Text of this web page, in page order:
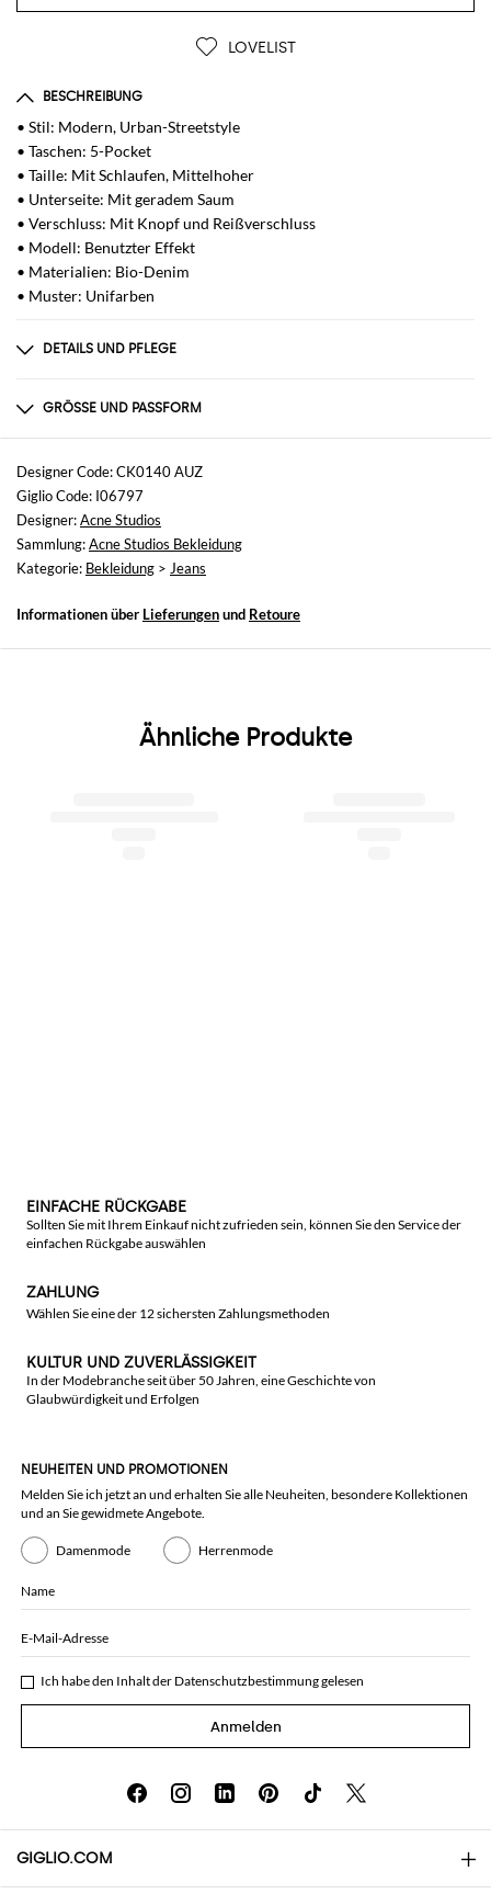
LOVELIST
BESCHREIBUNG
• Stil: Modern, Urban-Streetstyle
• Taschen: 5-Pocket
• Taille: Mit Schlaufen, Mittelhoher
• Unterseite: Mit geradem Saum
• Verschluss: Mit Knopf und Reißverschluss
• Modell: Benutzter Effekt
• Materialien: Bio-Denim
• Muster: Unifarben
DETAILS UND PFLEGE
100% organic cotton
GRÖSSE UND PASSFORM
Größen
nicht verfügbar
Größe und Passform
Schmales Bein
Designer Code: CK0140 AUZ
Giglio Code: I06797
Designer:Acne Studios
Sammlung:Acne Studios Bekleidung
Kategorie: Bekleidung > Jeans
Informationen über Lieferungenund Retoure
Ähnliche Produkte
EINFACHE RÜCKGABE
Sollten Sie mit Ihrem Einkauf nicht zufrieden sein, können Sie den Service der
einfachen Rückgabe auswählen
ZAHLUNG
Wählen Sie eine der 12 sichersten Zahlungsmethoden
KULTUR UND ZUVERLÄSSIGKEIT
In der Modebranche seit über 50 Jahren, eine Geschichte von
Glaubwürdigkeit und Erfolgen
NEUHEITEN UND PROMOTIONEN
Melden Sie ich jetzt an und erhalten Sie alle Neuheiten, besondere Kollektionen
und an Sie gewidmete Angebote.
Damenmode Herrenmode
Name
E-Mail-Adresse
Ich habe den Inhalt der Datenschutzbestimmunggelesen
Anmelden
GIGLIO.COM